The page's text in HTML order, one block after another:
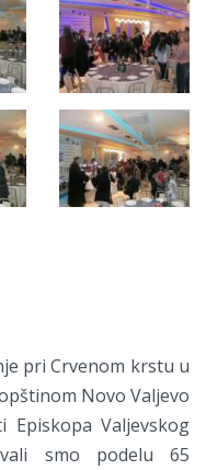
pri Crvenom krstu u
Novo Valjevo
Valjevskog
smo podelu 65